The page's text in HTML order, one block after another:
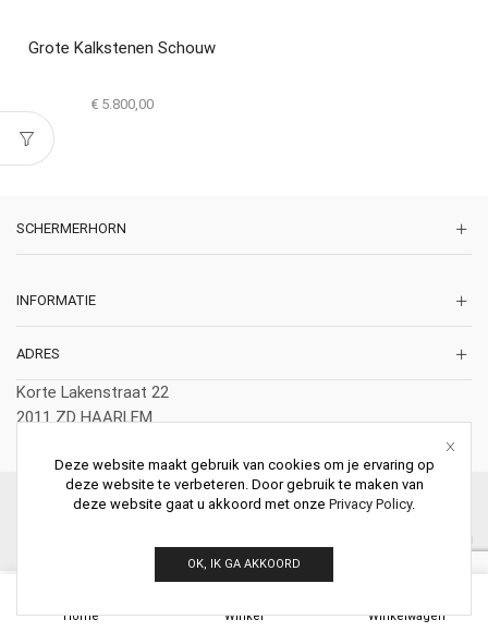
Grote Kalkstenen Schouw
€ 5.800,00
SCHERMERHORN
INFORMATIE
ADRES
Korte Lakenstraat 22
2011 ZD HAARLEM
© 2026 Schermerhorn Antieke Schouwen. All Rights Reserved.
Home Winkel Winkelwagen
Deze website maakt gebruik van cookies om je ervaring op
deze website te verbeteren. Door gebruik te maken van
deze website gaat u akkoord met onze Privacy Policy.
OK, IK GA AKKOORD